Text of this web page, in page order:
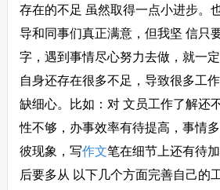
存在的不足 虽然取得一点小进步。
导和同事们真正满意，但我坚 信只
字，遇到事情尽心努力去做，就一
自身还存在很多不足，导致很多工
缺细心。比如：对 文员工作了解还
性不够，办事效率有待提高，事情
彼现象，写作文笔在细节上还有待
后要多从 以下几个方面完善自己的